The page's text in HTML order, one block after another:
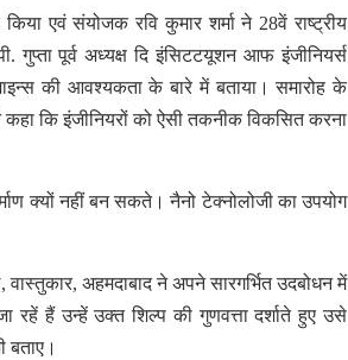
एवं संयोजक रवि कुमार शर्मा ने 28वें राष्ट्रीय
गुप्ता पूर्व अध्यक्ष दि इंसिटटयूशन आफ इंजीनियर्स
की आवश्यकता के बारे में बताया। समारोह के
कि इंजीनियरों को ऐसी तकनीक विकसित करना
क्यों नहीं बन सकते। नैनो टेक्नोलोजी का उपयोग
अहमदाबाद ने अपने सारगर्भित उदबोधन में
हैं उन्हें उक्त शिल्प की गुणवत्ता दर्शाते हुए उसे
बताए।